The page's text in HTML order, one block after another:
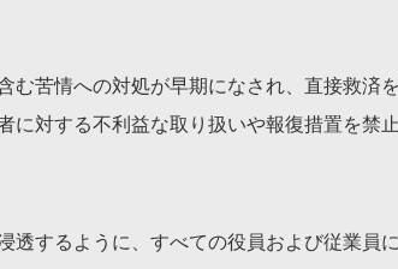
む苦情への対処が早期になされ、直接救
に対する不利益な取り扱いや報復措置を禁
透するように、すべての役員および従業員